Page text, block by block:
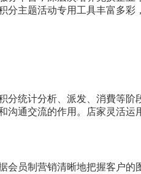
分主题活动专用工具丰富多
分统计分析、派发、消費等阶
沟通交流的作用。店家灵活
会员制营销清晰地把握客户的